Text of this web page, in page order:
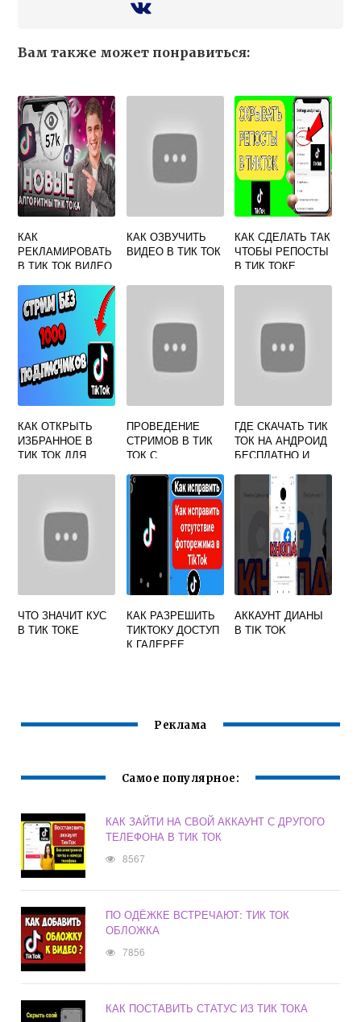
Вам также может понравиться:
КАК
РЕКЛАМИРОВАТЬ
В ТИК ТОК ВИДЕО
КАК ОЗВУЧИТЬ
ВИДЕО В ТИК ТОК
КАК СДЕЛАТЬ ТАК
ЧТОБЫ РЕПОСТЫ
В ТИК ТОКЕ
КАК ОТКРЫТЬ
ИЗБРАННОЕ В
ТИК ТОК ДЛЯ
ПРОВЕДЕНИЕ
СТРИМОВ В ТИК
ТОК С
2021 ГОДУ
ГДЕ СКАЧАТЬ ТИК
ТОК НА АНДРОИД
БЕСПЛАТНО И
ЧТО ЗНАЧИТ КУС
В ТИК ТОКЕ
КАК РАЗРЕШИТЬ
ТИКТОКУ ДОСТУП
К ГАЛЕРЕЕ
АККАУНТ ДИАНЫ
В TIK TOK
Реклама
Самое популярное:
КАК ЗАЙТИ НА СВОЙ АККАУНТ С ДРУГОГО
ТЕЛЕФОНА В ТИК ТОК
8567
ПО ОДЁЖКЕ ВСТРЕЧАЮТ: ТИК ТОК
ОБЛОЖКА
7856
КАК ПОСТАВИТЬ СТАТУС ИЗ ТИК ТОКА